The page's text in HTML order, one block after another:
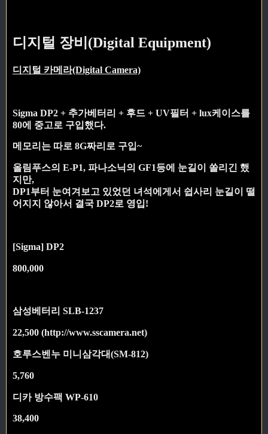
디지털 장비(Digital Equipment)
디지털 카메라(Digital Camera)
Sigma DP2 + 추가베터리 + 후드 + UV필터 + lux케이스를
80에 중고로 구입했다.
메모리는 따로 8G짜리로 구입~
올림푸스의 E-P1, 파나소닉의 GF1등에 눈길이 쏠리긴 했
지만,
DP1부터 눈여겨보고 있었던 녀석에게서 쉽사리 눈길이 떨
어지지 않아서 결국 DP2로 영입!
[Sigma] DP2
800,000
삼성베터리 SLB-1237
22,500 (http://www.sscamera.net)
호루스벤누 미니삼각대(SM-812)
5,760
디카 방수팩 WP-610
38,400